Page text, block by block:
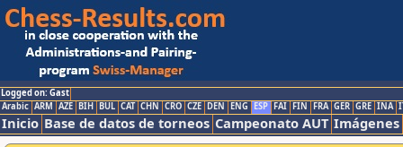
Logged on: Gast
Arabic ARM AZE BIH BUL CAT CHN CRO CZE DEN ENG ESP FAI FIN FRA GER GRE INA
Inicio Base de datos de torneos Campeonato AUT Imágenes